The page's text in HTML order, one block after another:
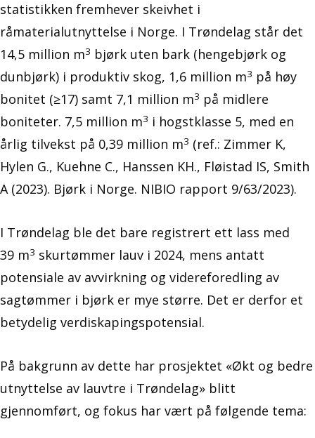
statistikken fremhever skeivhet i
råmaterialutnyttelse i Norge. I Trøndelag står det
14,5 million m3 bjørk uten bark (hengebjørk og
dunbjørk) i produktiv skog, 1,6 million m3 på høy
bonitet (≥17) samt 7,1 million m3 på midlere
boniteter. 7,5 million m3 i hogstklasse 5, med en
årlig tilvekst på 0,39 million m3 (ref.: Zimmer K,
Hylen G., Kuehne C., Hanssen KH., Fløistad IS, Smith
A (2023). Bjørk i Norge. NIBIO rapport 9/63/2023).
I Trøndelag ble det bare registrert ett lass med
39 m3 skurtømmer lauv i 2024, mens antatt
potensiale av avvirkning og videreforedling av
sagtømmer i bjørk er mye større. Det er derfor et
betydelig verdiskapingspotensial.
På bakgrunn av dette har prosjektet «Økt og bedre
utnyttelse av lauvtre i Trøndelag» blitt
gjennomført, og fokus har vært på følgende tema: